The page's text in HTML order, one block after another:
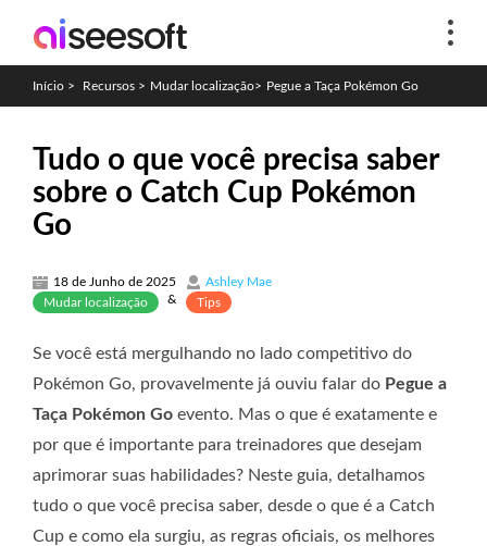
Início > Recursos > Mudar localização> Pegue a Taça Pokémon Go
Tudo o que você precisa saber
sobre o Catch Cup Pokémon
Go
18 de Junho de 2025
Ashley Mae
Mudar localização
& Tips
Se você está mergulhando no lado competitivo do
Pokémon Go, provavelmente já ouviu falar do Pegue a
Taça Pokémon Go evento. Mas o que é exatamente e
por que é importante para treinadores que desejam
aprimorar suas habilidades? Neste guia, detalhamos
tudo o que você precisa saber, desde o que é a Catch
Cup e como ela surgiu, as regras oficiais, os melhores